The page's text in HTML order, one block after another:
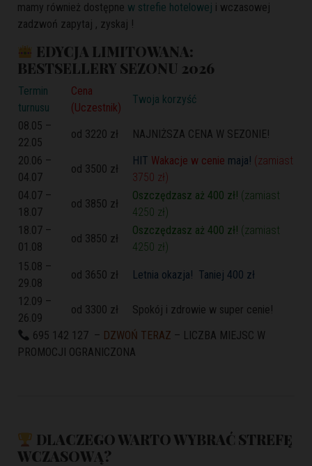
mamy również dostępne w strefie hotelowej i wczasowej
zadzwoń zapytaj , zyskaj !
EDYCJA LIMITOWANA:
BESTSELLERY SEZONU 2026
Termin
turnusu
Cena
(Uczestnik)
Twoja korzyść
08.05 –
22.05
od 3220 zł
NAJNIŻSZA CENA W SEZONIE!
20.06 –
04.07
od 3500 zł
HIT Wakacje w cenie maja! (zamiast
3750 zł)
04.07 –
18.07
od 3850 zł
Oszczędzasz aż 400 zł! (zamiast
4250 zł)
18.07 –
01.08
od 3850 zł
Oszczędzasz aż 400 zł! (zamiast
4250 zł)
15.08 –
29.08
od 3650 zł
Letnia okazja! Taniej 400 zł
12.09 –
26.09
od 3300 zł
Spokój i zdrowie w super cenie!
695 142 127 – DZWOŃ TERAZ – LICZBA MIEJSC W
PROMOCJI OGRANICZONA
DLACZEGO WARTO WYBRAĆ STREFĘ
WCZASOWĄ?